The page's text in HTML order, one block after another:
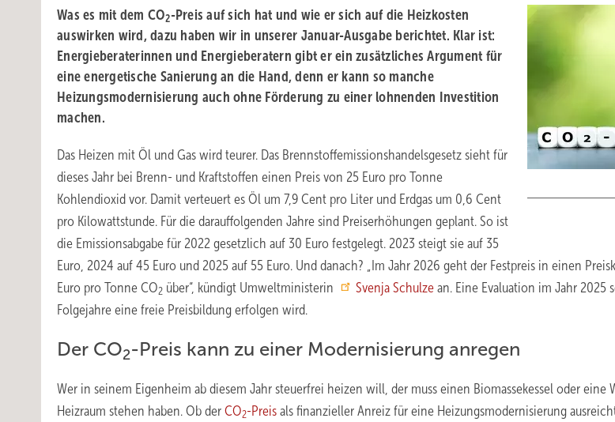
Was es mit dem CO2-Preis auf sich hat und wie er sich auf die Heizkosten
auswirken wird, dazu haben wir in unserer Januar-Ausgabe berichtet. Klar ist:
Energieberaterinnen und Energieberatern gibt er ein zusätzliches Argument für
eine energetische Sanierung an die Hand, denn er kann so manche
Heizungsmodernisierung auch ohne Förderung zu einer lohnenden Investition
machen.
Das Heizen mit Öl und Gas wird teurer. Das Brennstoffemissionshandelsgesetz sieht für
dieses Jahr bei Brenn- und Kraftstoffen einen Preis von 25 Euro pro Tonne
Kohlendioxid vor. Damit verteuert es Öl um 7,9 Cent pro Liter und Erdgas um 0,6 Cent
pro Kilowattstunde. Für die darauffolgenden Jahre sind Preiserhöhungen geplant. So ist
die Emissionsabgabe für 2022 gesetzlich auf 30 Euro festgelegt. 2023 steigt sie auf 35
Euro, 2024 auf 45 Euro und 2025 auf 55 Euro. Und danach? „Im Jahr 2026 geht der Festpreis in einen
Euro pro Tonne CO2 über“, kündigt Umweltministerin Svenja Schulze an. Eine Evaluation im Jahr 2025
Folgejahre eine freie Preisbildung erfolgen wird.
Der CO2-Preis kann zu einer Modernisierung anregen
Wer in seinem Eigenheim ab diesem Jahr steuerfrei heizen will, der muss einen Biomassekessel oder eine
Heizraum stehen haben. Ob der CO2-Preis als finanzieller Anreiz für eine Heizungsmodernisierung